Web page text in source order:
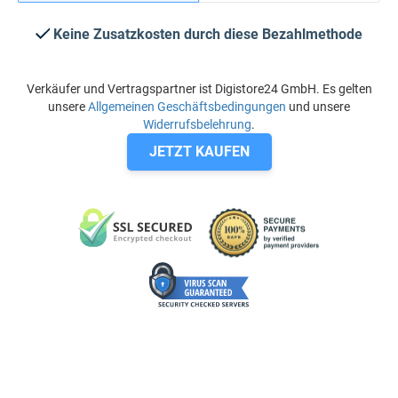
Keine Zusatzkosten durch diese Bezahlmethode
Verkäufer und Vertragspartner ist Digistore24 GmbH. Es gelten
unsereAllgemeinen Geschäftsbedingungen und unsere
Widerrufsbelehrung.
JETZT KAUFEN